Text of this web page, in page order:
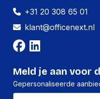
+31 20 308 65 01
klant@officenext.nl
Meld je aan voor
Gepersonaliseerde
Email